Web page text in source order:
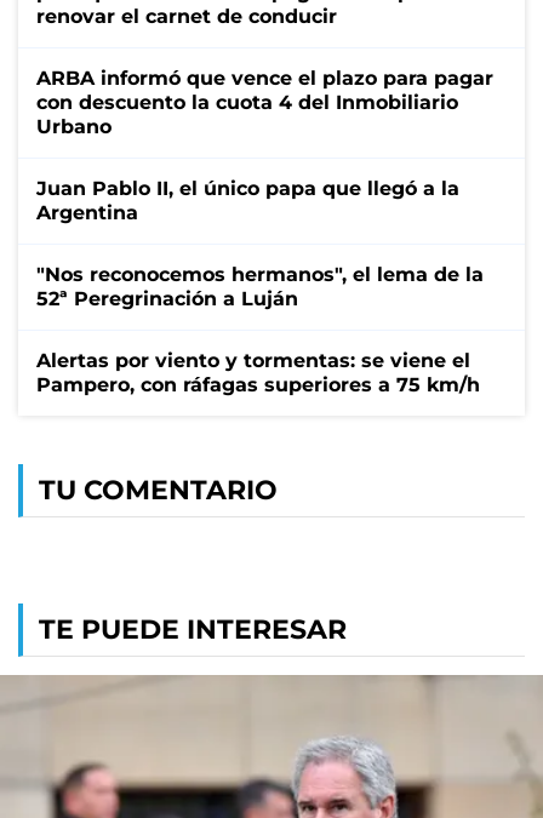
renovar el carnet de conducir
ARBA informó que vence el plazo para pagar
con descuento la cuota 4 del Inmobiliario
Urbano
Juan Pablo II, el único papa que llegó a la
Argentina
"Nos reconocemos hermanos", el lema de la
52ª Peregrinación a Luján
Alertas por viento y tormentas: se viene el
Pampero, con ráfagas superiores a 75 km/h
TU COMENTARIO
TE PUEDE INTERESAR